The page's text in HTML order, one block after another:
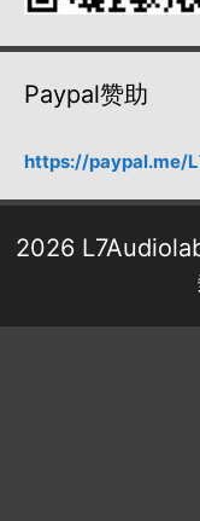
Paypal赞助
https://paypal.me/
2026